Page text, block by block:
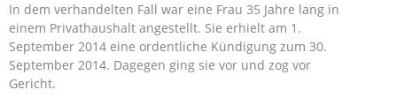
In dem verhandelten Fall war eine Frau 35 Jahre lang in
einem Privathaushalt angestellt. Sie erhielt am 1.
September 2014 eine ordentliche Kündigung zum 30.
September 2014. Dagegen ging sie vor und zog vor
Gericht.